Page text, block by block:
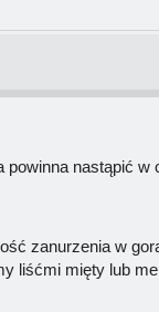
nastąpić w
zanurzenia w
liśćmi mięty lub